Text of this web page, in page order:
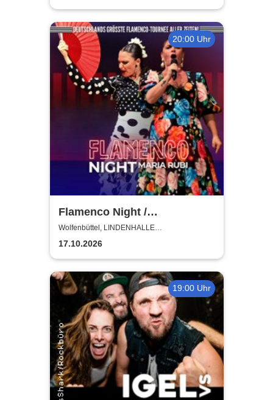
20:00 Uhr
Flamenco Night /
Flamencomanía Tour 26/27 -
Deutschlands größte
Flamenco-Tournee
Wolfenbüttel, LINDENHALLE
WOLFENBÜTTEL
17.10.2026
19:00 Uhr